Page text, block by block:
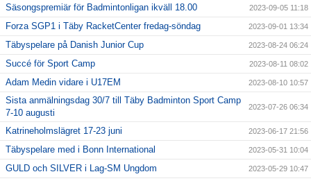
Säsongspremiär för Badmintonligan ikväll 18.00 2023-09-05 11:18
Forza SGP1 i Täby RacketCenter fredag-söndag 2023-09-01 13:34
Täbyspelare på Danish Junior Cup 2023-08-24 06:24
Succé för Sport Camp 2023-08-11 08:02
Adam Medin vidare i U17EM 2023-08-10 10:57
Sista anmälningsdag 30/7 till Täby Badminton Sport Camp
7-10 augusti
2023-07-26 06:34
Katrineholmslägret 17-23 juni 2023-06-17 21:56
Täbyspelare med i Bonn International 2023-05-31 10:04
GULD och SILVER i Lag-SM Ungdom 2023-05-29 10:47